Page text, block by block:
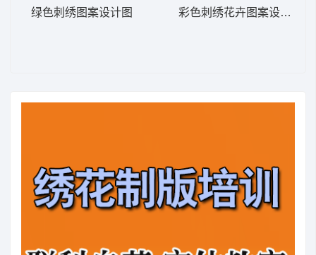
绿色刺绣图案设计图 彩色刺绣花卉图案设计图